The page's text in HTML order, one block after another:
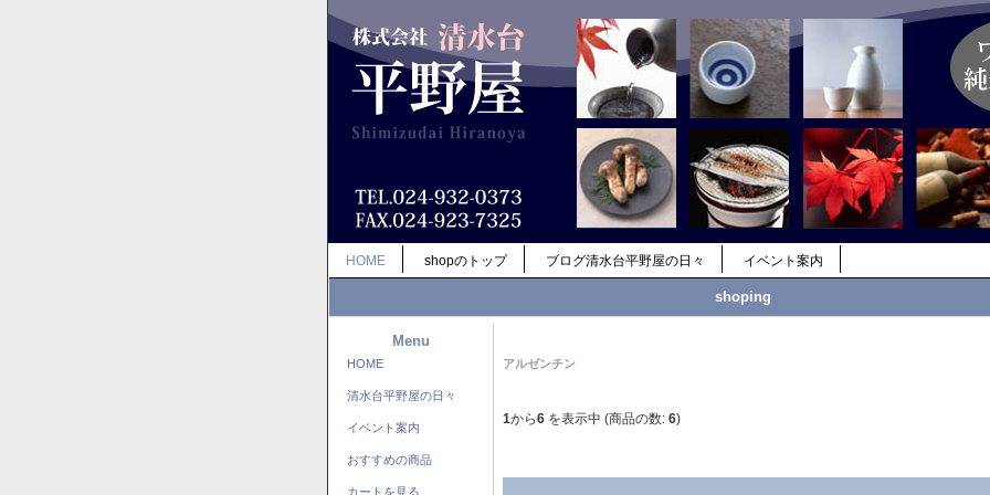
HOME shopのトップ ブログ清水台平野屋の日々 イベント案内
shoping
Menu
HOME
清水台平野屋の日々
イベント案内
おすすめの商品
カートを見る
アルゼンチン
1から6 を表示中 (商品の数: 6)